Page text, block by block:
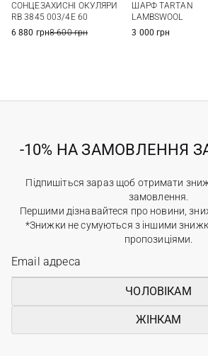
СОНЦЕЗАХИСНІ ОКУЛЯРИ
RB 3845 003/4E 60
6 880 грн8 600 грн
ШАРФ TARTAN
LAMBSWOOL
3 000 грн
-10% НА ЗАМОВЛЕННЯ
Підпишіться зараз щоб отримати
замовлення.
Першими дізнавайтеся про новини,
*Знижки не сумуються з іншими
пропозиціями.
ЧОЛОВІКАМ
ЖІНКАМ